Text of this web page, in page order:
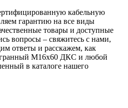
кабельную
гарантию на все виды
товары и доступные
вопросы – свяжитесь с нами,
ответы и расскажем, как
М16х60 ДКС и любой
в каталоге нашего